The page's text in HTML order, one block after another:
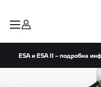
ESA и ESA II – подробна